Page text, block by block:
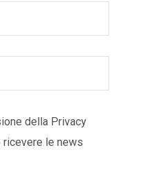
della Privacy
le news